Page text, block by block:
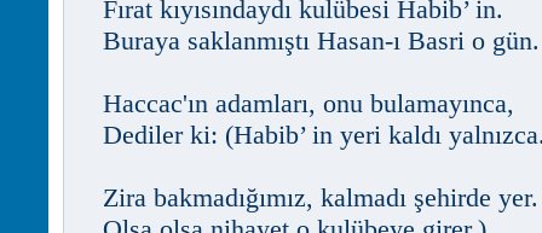
Fırat kıyısındaydı kulübesi Habib’ in.
Buraya saklanmıştı Hasan-ı Basri o gün.
Haccac'ın adamları, onu bulamayınca,
Dediler ki: (Habib’ in yeri kaldı
Zira bakmadığımız, kalmadı şehirde yer.